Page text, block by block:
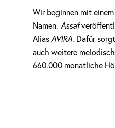
Wir beginnen mit
Namen. Assaf
Alias AVIRA. Dafür
auch weitere
660.000 monatliche